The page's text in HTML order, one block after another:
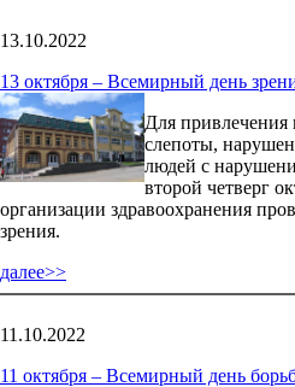
13.10.2022
13 октября – Всемирный день
Для
слепоты,
людей с
второй четверг
организации здравоохранения
зрения.
далее>>
11.10.2022
11 октября – Всемирный день